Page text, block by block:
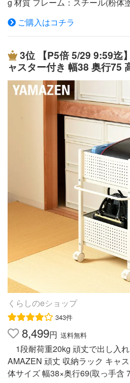
組立時間：約40-60分 商品説明 ●
を変えられる木製棚板のスチー
ど収納ボックスが縦に3個すっ
の質感があってお手入れも簡単
軽くて強いフラッシュ構造で、1
棚板はフックでフレームに引っ
●高さを調整できて、模様替えに
り複数揃えば、フラットに横
り扱いを2022年1月より開始し
ターセット(ストッパー付き2個
の字サポートバー●棚板サイズ
棚板3枚(約12.5cm間隔、10段階
下5.4cm●耐荷重：1段あたり
スター装着時耐荷重：1段あた
重：1段あたり25kg、全体
荷重：1段あたり25kg 全体
時：本体高さ128cm※2022年2月
が追加になります。 商品補足説
善 通販 ウッドシェルフ スチー
ク ウッドラック フリーラック
V台 テレビラック TVラック キ
ド 多目的ラック 多目的棚 ラック
人暮らし 一人暮らしインテリア
納見直し 模様替え 整理収納 すっ
る ナチュラルインテリア 北欧イ
インダストリアルインテリア シ
トインテリア QD926/AWH
BR追加棚やサイズ違いもござい
ボックスはこちら⇒ インテリア
ご購入はコチラ
3位
【P5倍 5/29 9:59迄
ャスター付き 幅38 奥行75
収納 押入れ収納 押し入れ
ローゼット クローゼット収
ーゼット WIC 出し入れラ
【送料無料】
くらしのeショップ
343件
8,499円 送料無料
1段耐荷重20kg 頑丈で出し入
AMAZEN 頑丈 収納ラック キャ
体サイズ 幅38×奥行69(取っ手